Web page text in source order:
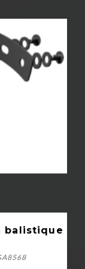
balistique